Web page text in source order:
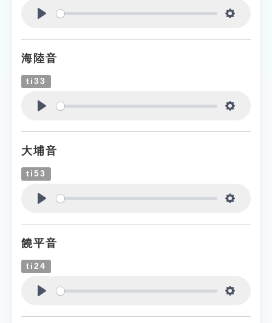
海陸音
ti33
大埔音
ti53
饒平音
ti24